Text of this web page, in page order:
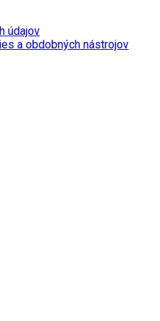
údajov
a obdobných nástrojov